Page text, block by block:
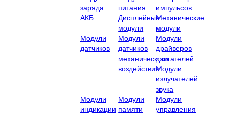
заряда
АКБ
питания
импульсов
Дисплейные
модули
Механические
модули
Модули
датчиков
Модули
датчиков
механического
воздействия
Модули
драйверов
двигателей
Модули
излучателей
звука
Модули
индикации
Модули
памяти
Модули
управления